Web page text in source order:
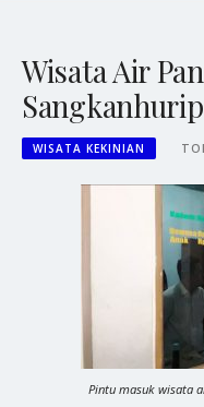
Wisata Air
Sangkanhurip
WISATA KEKINIAN
Pintu masuk wisata